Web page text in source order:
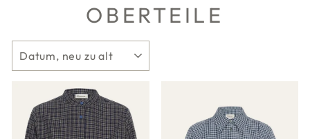
OBERTEILE